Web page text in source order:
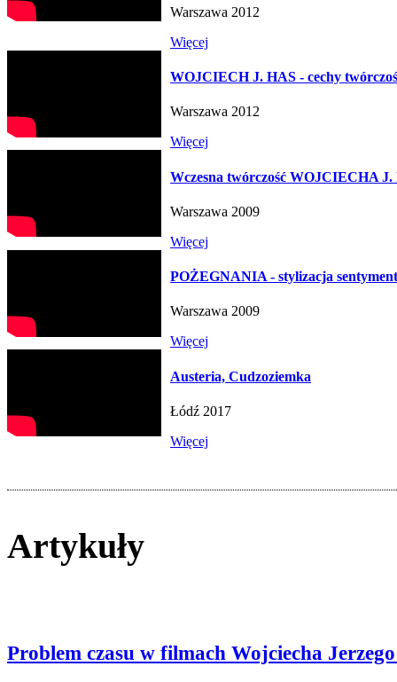
Warszawa 2012
Więcej
WOJCIECH J. HAS - cechy
Warszawa 2012
Więcej
Wczesna twórczość WOJCIECHA
Warszawa 2009
Więcej
POŻEGNANIA - stylizacja
Warszawa 2009
Więcej
Austeria, Cudzoziemka
Łódź 2017
Więcej
Artykuły
Problem czasu w filmach Wojciecha